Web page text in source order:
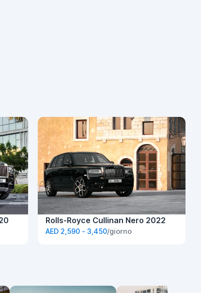
Rolls-Royce Cullinan Nero 2022
AED 2,590 - 3,450/giorno